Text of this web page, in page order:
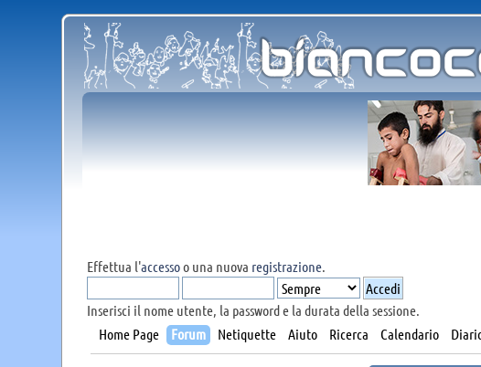
Effettua l'accessoo una nuova registrazione.
Inserisci il nome utente, la password e la durata della sessione.
Home Page
Forum Netiquette Aiuto Ricerca Calendario